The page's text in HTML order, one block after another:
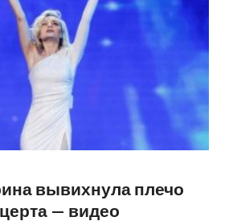
вывихнула плечо
— видео